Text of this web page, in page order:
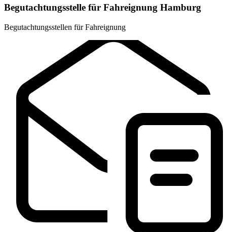
Begutachtungsstelle für Fahreignung Hamburg
Begutachtungsstellen für Fahreignung